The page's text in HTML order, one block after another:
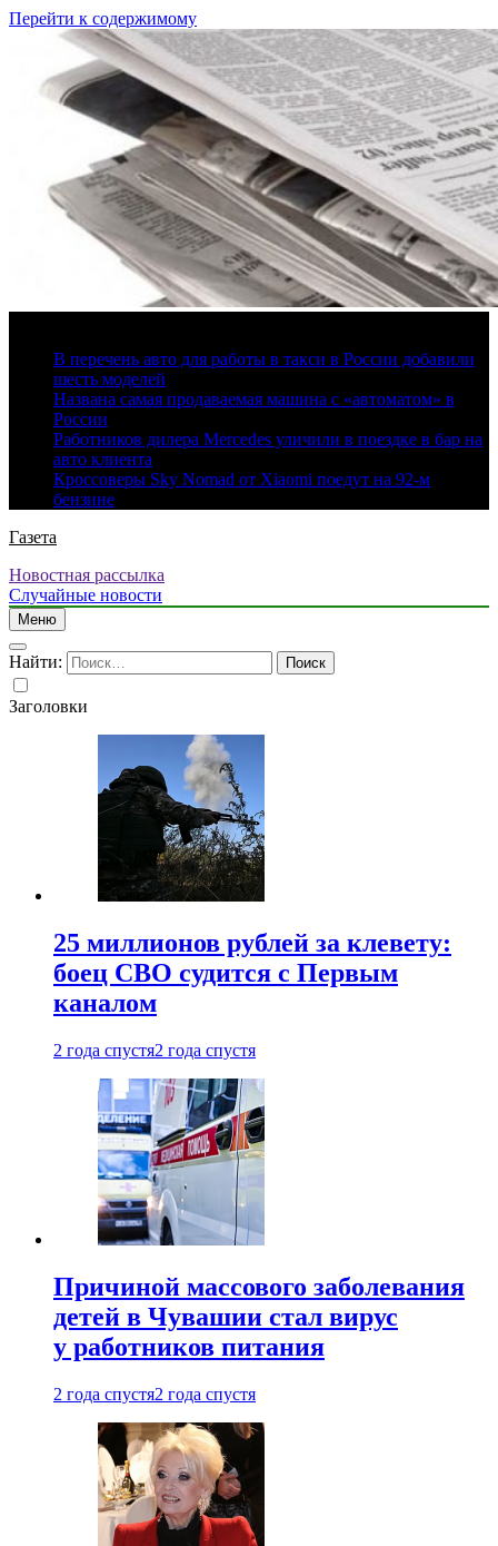
Перейти к содержимому
В перечень авто для работы в такси в России добавили
шесть моделей
Названа самая продаваемая машина с «автоматом» в
России
Работников дилера Mercedes уличили в поездке в бар на
авто клиента
Кроссоверы Sky Nomad от Xiaomi поедут на 92-м
бензине
Газета
Новостная рассылка
Случайные новости
Меню
Найти:
Заголовки
25 миллионов рублей за клевету:
боец СВО судится с Первым
каналом
2 года спустя2 года спустя
Причиной массового заболевания
детей в Чувашии стал вирус
у работников питания
2 года спустя2 года спустя